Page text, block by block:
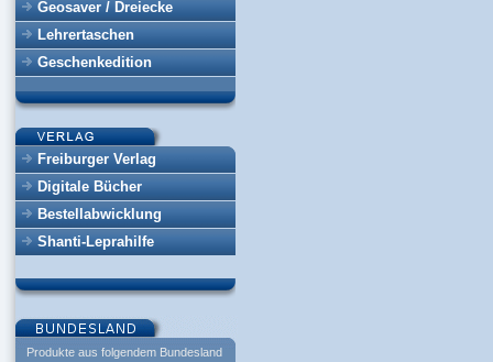
Geosaver / Dreiecke
Lehrertaschen
Geschenkedition
Freiburger Verlag
Digitale Bücher
Bestellabwicklung
Shanti-Leprahilfe
Produkte aus folgendem Bundesland